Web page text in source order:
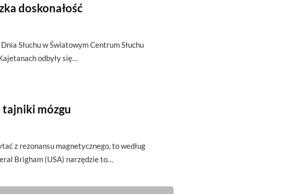
doskonałość
Słuchu w Światowym Centrum Słuchu
odbyły się…
tajniki mózgu
z rezonansu magnetycznego, to według
Brigham (USA) narzędzie to…